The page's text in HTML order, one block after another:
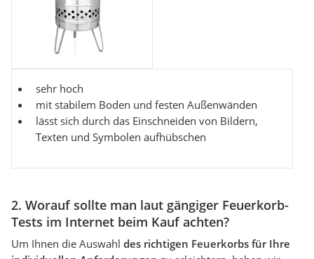
sehr hoch
mit stabilem Boden und festen Außenwänden
lässt sich durch das Einschneiden von Bildern,
Texten und Symbolen aufhübschen
2. Worauf sollte man laut gängiger Feuerkorb-
Tests im Internet beim Kauf achten?
Um Ihnen die Auswahl des richtigen Feuerkorbs für Ihre